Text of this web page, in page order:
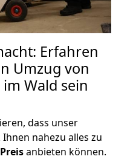
Erfahren
Umzug von
Wald sein
dass unser
nahezu alles zu
Preisanbieten können.